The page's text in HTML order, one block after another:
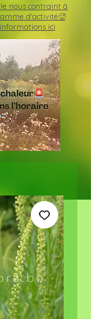
nous contraint à
d'activité🥵
ici